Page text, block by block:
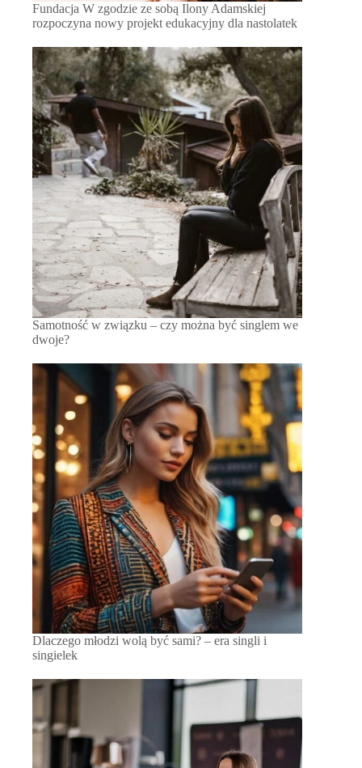
Fundacja W zgodzie ze sobą Ilony Adamskiej
rozpoczyna nowy projekt edukacyjny dla nastolatek
Samotność w związku – czy można być singlem we
dwoje?
Dlaczego młodzi wolą być sami? – era singli i
singielek